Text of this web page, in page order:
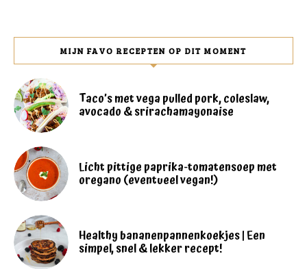
MIJN FAVO RECEPTEN OP DIT MOMENT
Taco’s met vega pulled pork, coleslaw,
avocado & srirachamayonaise
Licht pittige paprika-tomatensoep met
oregano (eventueel vegan!)
Healthy bananenpannenkoekjes | Een
simpel, snel & lekker recept!